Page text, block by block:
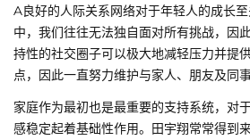
A良好的人际关系网络对于年轻人的成长
中，我们往往无法独自面对所有挑战，因
持性的社交圈子可以极大地减轻压力并提
点，因此一直努力维护与家人、朋友及同
家庭作为最初也是最重要的支持系统，对
感稳定起着基础性作用。田宇翔常常得到